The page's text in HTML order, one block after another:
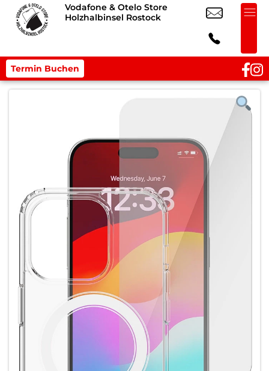
Vodafone & Otelo Store
Holzhalbinsel Rostock
Termin Buchen